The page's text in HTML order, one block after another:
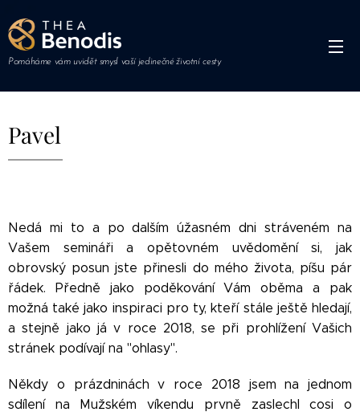
Pomáháme vám uvidět smysl vaší jedinečné životní cesty
Pavel
Nedá mi to a po dalším úžasném dni stráveném na
Vašem semináři a opětovném uvědomění si, jak
obrovský posun jste přinesli do mého života, píšu pár
řádek. Předně jako poděkování Vám oběma a pak
možná také jako inspiraci pro ty, kteří stále ještě hledají,
a stejně jako já v roce 2018, se při prohlížení Vašich
stránek podívají na "ohlasy".
Někdy o prázdninách v roce 2018 jsem na jednom
sdílení na Mužském víkendu prvně zaslechl cosi o